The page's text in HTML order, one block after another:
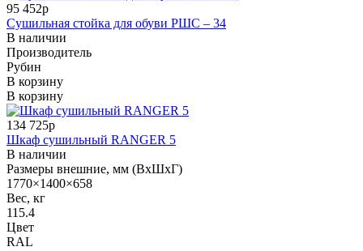
95 452р
Сушильная стойка для обуви РШС – 34
В наличии
Производитель
Рубин
В корзину
В корзину
134 725р
Шкаф сушильный RANGER 5
В наличии
Размеры внешние, мм (ВхШхГ)
1770×1400×658
Вес, кг
115.4
Цвет
RAL